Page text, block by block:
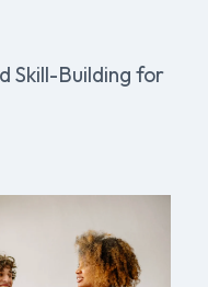
Skill-Building for